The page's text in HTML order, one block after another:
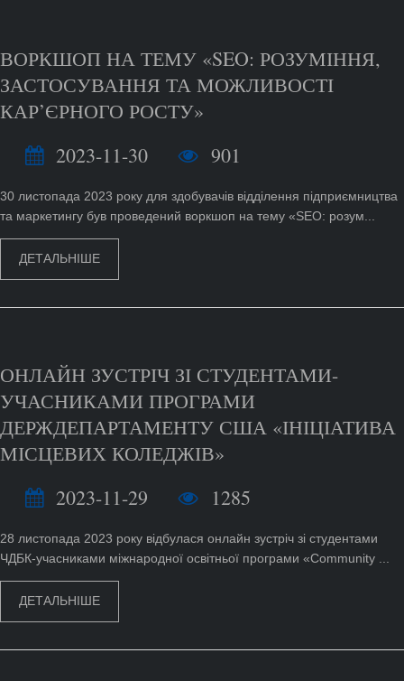
ВОРКШОП НА ТЕМУ «SEO: РОЗУМІННЯ,
ЗАСТОСУВАННЯ ТА МОЖЛИВОСТІ
КАР’ЄРНОГО РОСТУ»
2023-11-30
901
30 листопада 2023 року для здобувачів відділення підприємництва
та маркетингу був проведений воркшоп на тему «SEO: розум...
ДЕТАЛЬНІШЕ
ОНЛАЙН ЗУСТРІЧ ЗІ СТУДЕНТАМИ-
УЧАСНИКАМИ ПРОГРАМИ
ДЕРЖДЕПАРТАМЕНТУ США «ІНІЦІАТИВА
МІСЦЕВИХ КОЛЕДЖІВ»
2023-11-29
1285
28 листопада 2023 року відбулася онлайн зустріч зі студентами
ЧДБК-учасниками міжнародної освітньої програми «Community ...
ДЕТАЛЬНІШЕ